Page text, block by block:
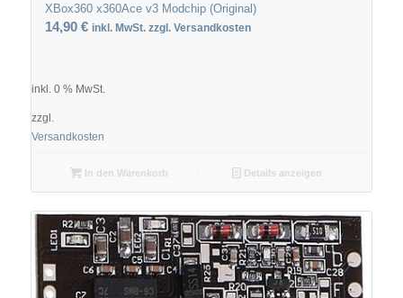
XBox360 x360Ace v3 Modchip (Original)
14,90 € inkl. MwSt. zzgl. Versandkosten
inkl. 0 % MwSt.
zzgl.
Versandkosten
In den Warenkorb Details anzeigen